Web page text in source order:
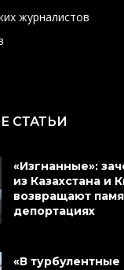
журналистов
СТАТЬИ
«Изгнанные»:
из Казахстана и
возвращают
депортациях
«В